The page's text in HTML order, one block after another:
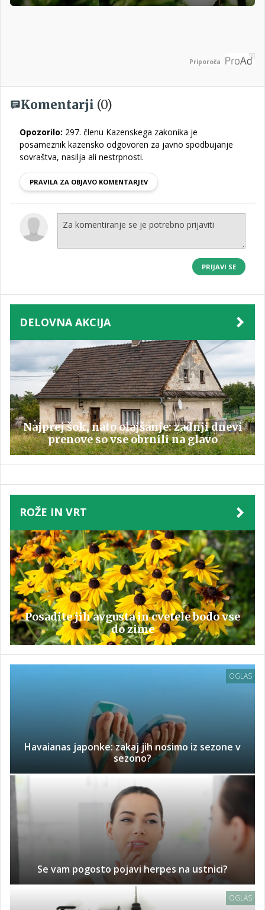
Priporoča
Komentarji (0)
Opozorilo: 297. členu Kazenskega zakonika je
posameznik kazensko odgovoren za javno spodbujanje
sovraštva, nasilja ali nestrpnosti.
PRAVILA ZA OBJAVO KOMENTARJEV
PRIJAVI SE
DELOVNA AKCIJA
Najprej šok, nato olajšanje: zadnji dnevi
prenove so vse obrnili na glavo
ROŽE IN VRT
Posadite jih avgusta in cvetele bodo vse
do zime
OGLAS
Havaianas japonke: zakaj jih nosimo iz sezone v
sezono?
Se vam pogosto pojavi herpes na ustnici?
OGLAS